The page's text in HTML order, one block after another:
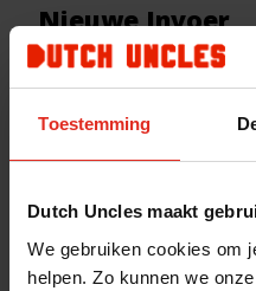
Toestemming
Dutch Uncles maakt
We gebruiken cookies om
helpen. Zo kunnen we
Nieuwe Invoer
precies?
Een woonadviseur
proces van het